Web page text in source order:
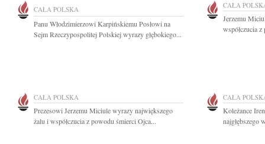
CAŁA POLSKA
Panu Włodzimierzowi Karpińskiemu Posłowi na
Sejm Rzeczypospolitej Polskiej wyrazy głębokiego...
CAŁA
Jerzemu
współczucia
CAŁA POLSKA
Prezesowi Jerzemu Miciule wyrazy największego
żalu i współczucia z powodu śmierci Ojca...
CAŁA
Koleżance
najgłębszego